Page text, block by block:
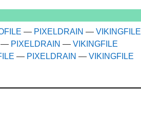
— PIXELDRAIN — VIKINGFILE
— PIXELDRAIN — VIKINGFILE
— PIXELDRAIN — VIKINGFILE